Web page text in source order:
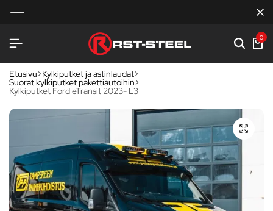
0
Etusivu Kylkiputket ja astinlaudat
Suorat kylkiputket pakettiautoihin
Kylkiputket Ford eTransit 2023- L3